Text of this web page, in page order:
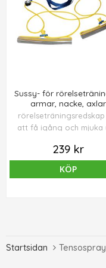
Sussy- för
armar, nacke, axlar
att få igång och mjuka
239 kr
KÖP
Startsidan